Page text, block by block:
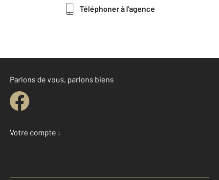
Téléphoner à l'agence
Parlons de vous, parlons biens
Votre compte :
Accéder à mon compte